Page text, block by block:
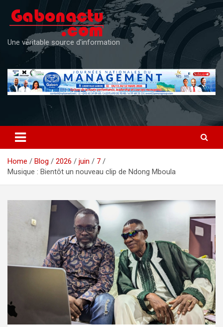
content
Une véritable source d'information
Home Blog 2026 juin
7
Musique : Bientôt un nouveau clip de Ndong Mboula